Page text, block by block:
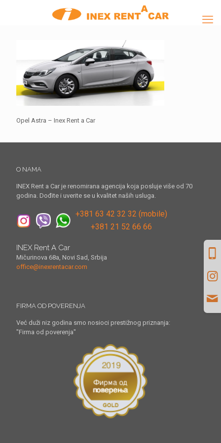
Opel Astra – Inex Rent a Car
O NAMA
INEX Rent a Car je renomirana agencija koja posluje više od 70
godina. Dođite i uverite se u kvalitet naših usluga.
+381 63 42 32 32 (mobile)
+381 21 52 66 66
INEX Rent A Car
Mičurinova 68a, Novi Sad, Srbija
office@inexrentacar.com
FIRMA OD POVERENJA
Već duži niz godina smo nosioci prestižnog priznanja:
"Firma od poverenja"